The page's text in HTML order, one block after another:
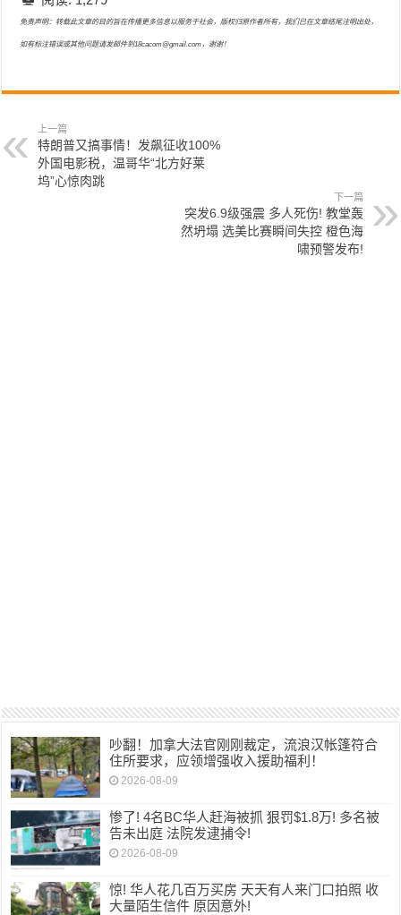
免责声明：转载此文章的目的旨在传播更多信息以服务于社会，版权归原作者所有，我们已在文章结尾注明出处，
如有标注错误或其他问题请发邮件到18cacom@gmail.com，谢谢！
上一篇
特朗普又搞事情！发飙征收100%
外国电影税，温哥华“北方好莱
坞”心惊肉跳
下一篇
突发6.9级强震 多人死伤! 教堂轰
然坍塌 选美比赛瞬间失控 橙色海
啸预警发布!
吵翻！加拿大法官刚刚裁定，流浪汉帐篷符合
住所要求，应领增强收入援助福利！
2026-08-09
惨了! 4名BC华人赶海被抓 狠罚$1.8万! 多名被
告未出庭 法院发逮捕令!
2026-08-09
惊! 华人花几百万买房 天天有人来门口拍照 收
大量陌生信件 原因意外!